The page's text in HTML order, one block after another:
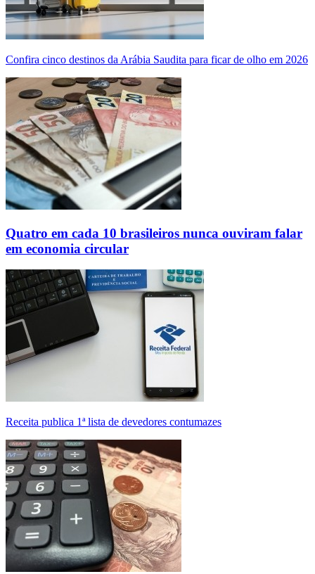
Confira cinco destinos da Arábia Saudita para ficar de olho em 2026
Quatro em cada 10 brasileiros nunca ouviram falar
em economia circular
Receita publica 1ª lista de devedores contumazes